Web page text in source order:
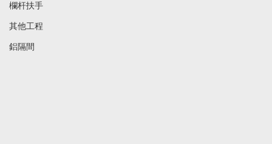
欄杆扶手
其他工程
鋁隔間